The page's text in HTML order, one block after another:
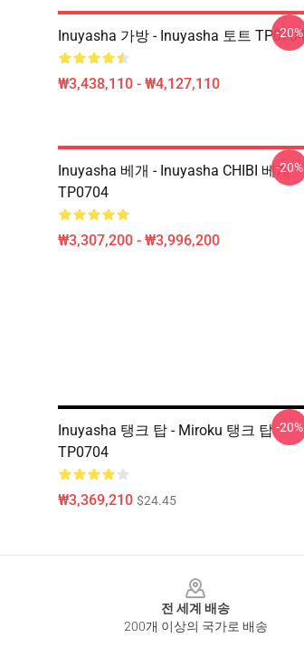
Inuyasha 가방 - Inuyasha 토트 TP0704
₩3,438,110 - ₩4,127,110
-20%
Inuyasha 베개 - Inuyasha CHIBI 베개
TP0704
₩3,307,200 - ₩3,996,200
-20%
Inuyasha 탱크 탑 - Miroku 탱크 탑
TP0704
₩3,369,210 $24.45
-20%
전 세계 배송
200개 이상의 국가로 배송